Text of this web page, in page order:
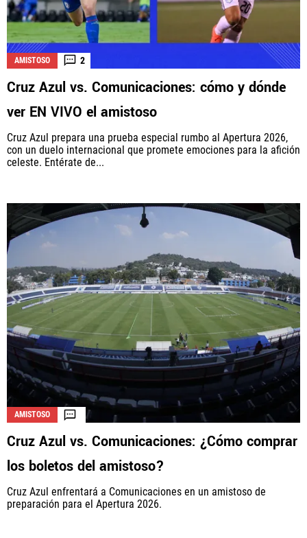
AMISTOSO 2
Cruz Azul vs. Comunicaciones: cómo y dónde
ver EN VIVO el amistoso
Cruz Azul prepara una prueba especial rumbo al Apertura 2026,
con un duelo internacional que promete emociones para la afición
celeste. Entérate de...
AMISTOSO
Cruz Azul vs. Comunicaciones: ¿Cómo comprar
los boletos del amistoso?
Cruz Azul enfrentará a Comunicaciones en un amistoso de
preparación para el Apertura 2026.